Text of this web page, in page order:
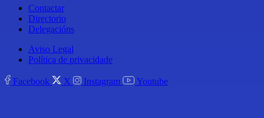
Contactar
Directorio
Delegacións
Aviso Legal
Política de privacidade
Facebook X Instagram Youtube